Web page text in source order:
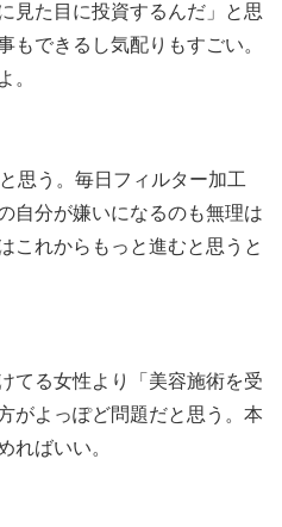
見た目に投資するんだ」と思
もできるし気配りもすごい。
。
思う。毎日フィルター加工
自分が嫌いになるのも無理は
これからもっと進むと思うと
てる女性より「美容施術を受
がよっぽど問題だと思う。本
ればいい。